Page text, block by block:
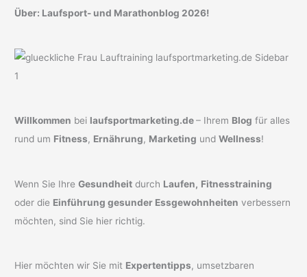
Über: Laufsport- und Marathonblog 2026!
Willkommen bei laufsportmarketing.de– Ihrem Blog für alles
rund um Fitness, Ernährung, Marketing undWellness!
Wenn Sie IhreGesundheit durch Laufen, Fitnesstraining
oder die Einführung gesunder Essgewohnheiten verbessern
möchten, sind Sie hier richtig.
Hier möchten wir Sie mit Expertentipps, umsetzbaren